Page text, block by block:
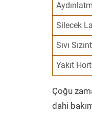
Silecek
Sıvı
Yakıt
Çoğu
dahi